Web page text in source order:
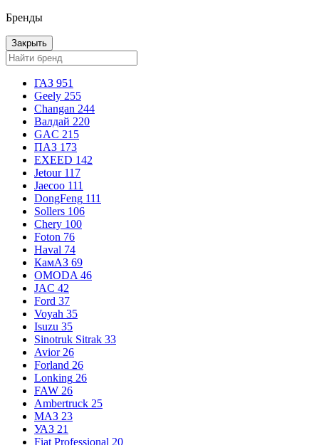
Бренды
Закрыть
ГАЗ 951
Geely 255
Changan 244
Валдай 220
GAC 215
ПАЗ 173
EXEED 142
Jetour 117
Jaecoo 111
DongFeng 111
Sollers 106
Chery 100
Foton 76
Haval 74
КамАЗ 69
OMODA 46
JAC 42
Ford 37
Voyah 35
Isuzu 35
Sinotruk Sitrak 33
Avior 26
Forland 26
Lonking 26
FAW 26
Ambertruck 25
МАЗ 23
УАЗ 21
Fiat Professional 20